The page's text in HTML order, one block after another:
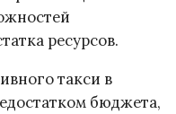
ресурсов.
такси в
бюджета,